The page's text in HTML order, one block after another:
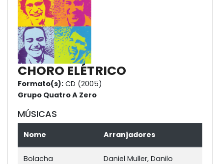
CHORO ELÉTRICO
Formato(s): CD (2005)
Grupo Quatro A Zero
MÚSICAS
Nome Arranjadores
Bolacha
Daniel Muller, Danilo